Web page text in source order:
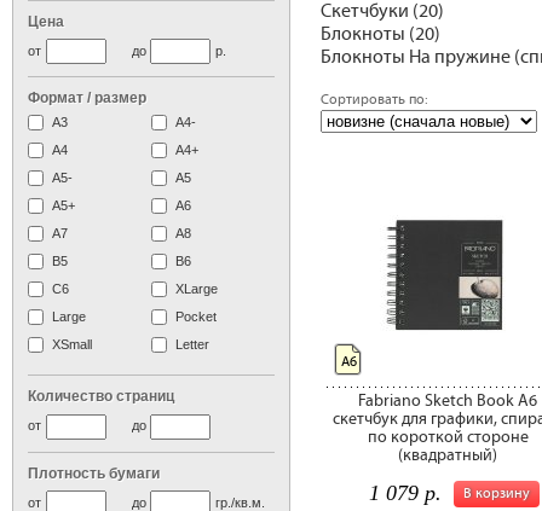
Скетчбуки (20)
Блокноты (20)
Блокноты На пружине
Сортировать по:
Fabriano Sketch Book A6
скетчбук для графики,
по короткой стороне
(квадратный)
В корзину
1 079 р.
А6
Цена
до
от р.
Формат / размер
А3
А4-
А4
A4+
А5-
А5
A5+
А6
А7
A8
B5
B6
C6
XLarge
Large
Pocket
XSmall
Letter
Количество страниц
до
от
Плотность бумаги
до
от гр./кв.м.